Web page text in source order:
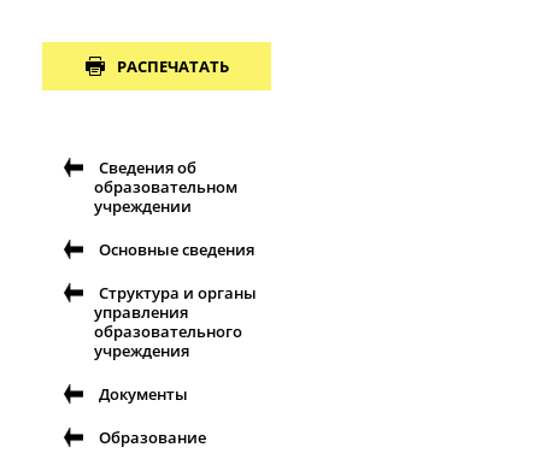
РАСПЕЧАТАТЬ
Сведения об
образовательном
учреждении
Основные сведения
Структура и органы
управления
образовательного
учреждения
Документы
Образование